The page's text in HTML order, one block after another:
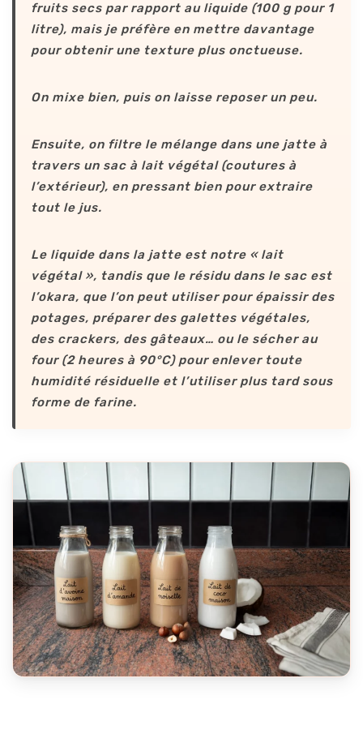
fruits secs par rapport au liquide (100 g pour 1
litre), mais je préfère en mettre davantage
pour obtenir une texture plus onctueuse.
On mixe bien, puis on laisse reposer un peu.
Ensuite, on filtre le mélange dans une jatte à
travers un sac à lait végétal (coutures à
l’extérieur), en pressant bien pour extraire
tout le jus.
Le liquide dans la jatte est notre « lait
végétal », tandis que le résidu dans le sac est
l’okara, que l’on peut utiliser pour épaissir des
potages, préparer des galettes végétales,
des crackers, des gâteaux… ou le sécher au
four (2 heures à 90°C) pour enlever toute
humidité résiduelle et l’utiliser plus tard sous
forme de farine.